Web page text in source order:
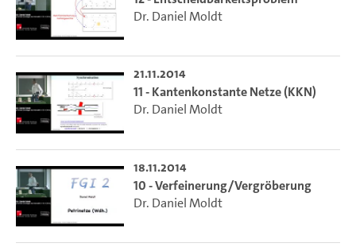
Dr. Daniel Moldt
21.11.2014
11 - Kantenkonstante Netze (KKN)
Dr. Daniel Moldt
18.11.2014
10 - Verfeinerung/Vergröberung
Dr. Daniel Moldt